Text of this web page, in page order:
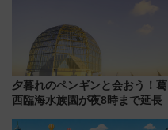
夕暮れのペンギンと会おう！葛
西臨海水族園が夜8時まで延長